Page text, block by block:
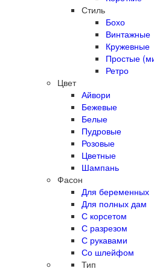
Стиль
Бохо
Винтажные
Кружевные
Простые
Ретро
Цвет
Айвори
Бежевые
Белые
Пудровые
Розовые
Цветные
Шампань
Фасон
Для беременных
Для полных дам
С корсетом
С разрезом
С рукавами
Со шлейфом
Тип